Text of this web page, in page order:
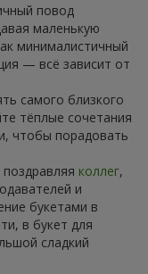
повод
маленькую
минималистичный
— всё зависит от
самого близкого
тёплые сочетания
чтобы порадовать
коллег,
и
букетами в
в букет для
сладкий